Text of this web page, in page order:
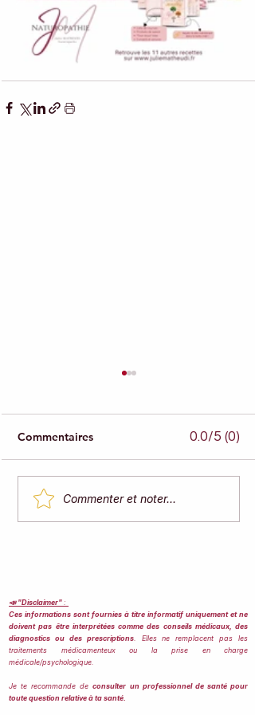
Combien faut-il boire
d'eau par jour ?
Commentaires 0.0/5 (0)
Commenter et noter...
📣 "Disclaimer" :
Ces informations sont fournies à titre informatif uniquement et ne
doivent pas être interprétées comme des conseils médicaux, des
diagnostics ou des prescriptions. Elles ne remplacent pas les
traitements médicamenteux ou la prise en charge
médicale/psychologique.
Je te recommande deconsulter un professionnel de santé pour
toute question relative à ta santé.